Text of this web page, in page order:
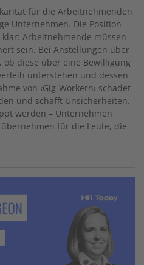
für die Arbeitnehmenden
Unternehmen. Die Position
Arbeitnehmende müssen
sein. Bei Anstellungen über
diese über eine Bewilligung
unterstehen und dessen
von ‹Gig-Workern› schadet
und schafft Unsicherheiten.
werden – Unternehmen
für die Leute, die